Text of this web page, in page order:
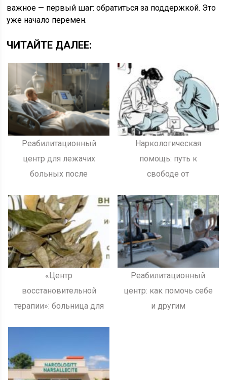
важное — первый шаг: обратиться за поддержкой. Это
уже начало перемен.
ЧИТАЙТЕ ДАЛЕЕ:
Реабилитационный
центр для лежачих
больных после
Наркологическая
помощь: путь к
свободе от
«Центр
восстановительной
терапии»: больница для
Реабилитационный
центр: как помочь себе
и другим